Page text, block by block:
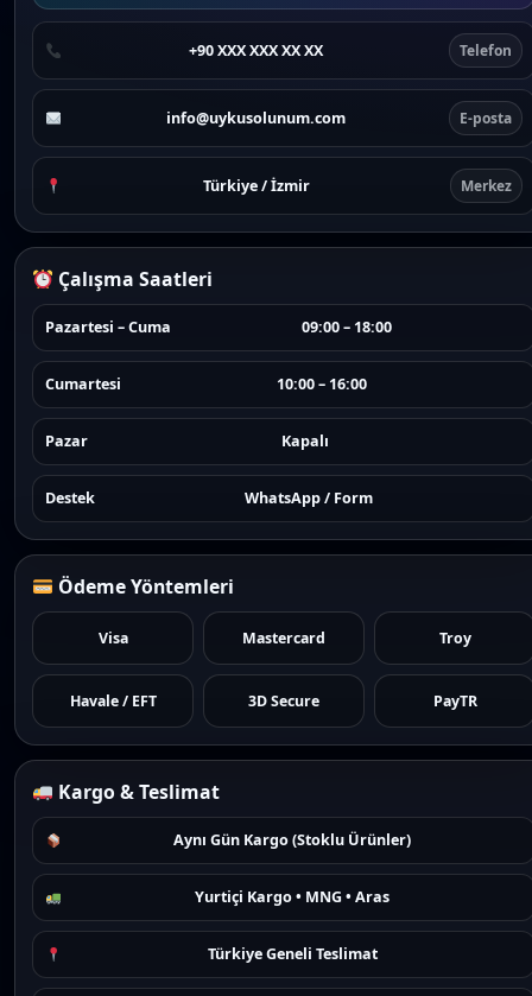
+90 XXX XXX XX XX Telefon
info@uykusolunum.com E-posta
Türkiye / İzmir Merkez
Çalışma Saatleri
Pazartesi – Cuma 09:00 – 18:00
Cumartesi 10:00 – 16:00
Pazar Kapalı
Destek WhatsApp / Form
Ödeme Yöntemleri
Visa Mastercard Troy
Havale / EFT 3D Secure PayTR
Kargo & Teslimat
Aynı Gün Kargo (Stoklu Ürünler)
Yurtiçi Kargo • MNG • Aras
Türkiye Geneli Teslimat